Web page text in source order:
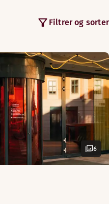
Filtrer og sorter
6